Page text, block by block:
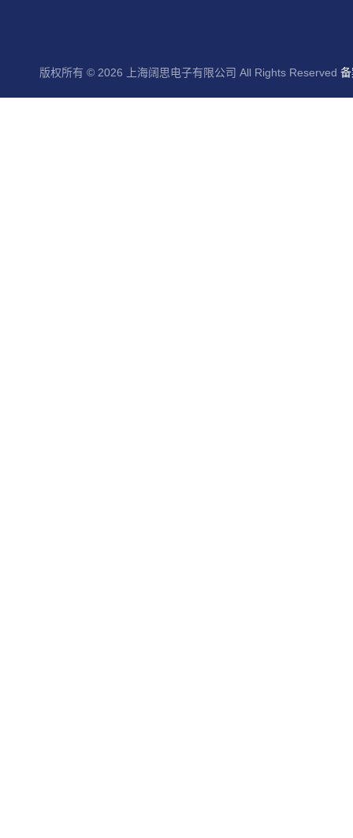
版权所有 © 2026 上海阔思电子有限公司 All Rights Reserved